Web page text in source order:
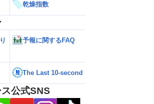
乾燥指数
予報に関するFAQ
The Last 10-second
公式SNS